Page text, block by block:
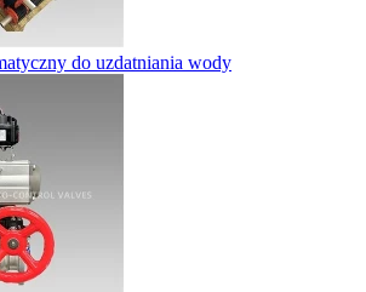
do uzdatniania wody